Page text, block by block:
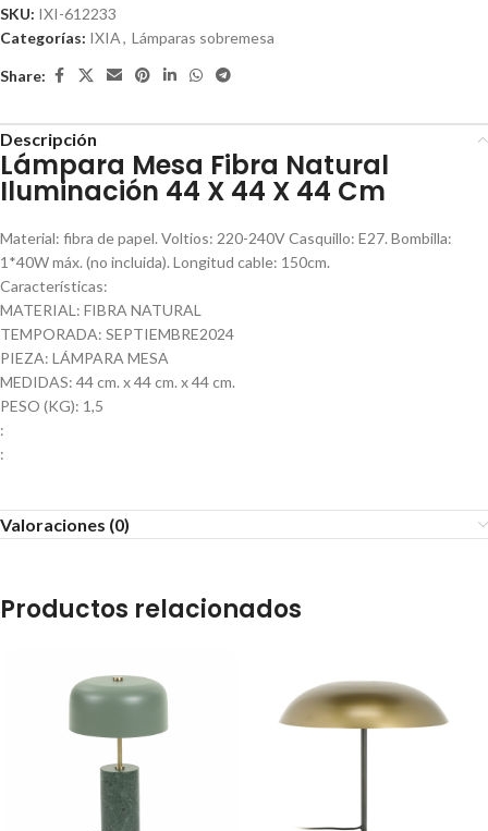
SKU: IXI-612233
Categorías: IXIA, Lámparas sobremesa
Share:
Descripción
Lámpara Mesa Fibra Natural
Iluminación 44 X 44 X 44 Cm
Material: fibra de papel. Voltios: 220-240V Casquillo: E27. Bombilla:
1*40W máx. (no incluida). Longitud cable: 150cm.
Características:
MATERIAL: FIBRA NATURAL
TEMPORADA: SEPTIEMBRE2024
PIEZA: LÁMPARA MESA
MEDIDAS: 44 cm. x 44 cm. x 44 cm.
PESO (KG): 1,5
:
:
Valoraciones (0)
Productos relacionados